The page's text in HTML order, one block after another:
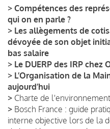
> Compétences des
qui on en parle ?
> Les allègements de
dévoyée de son objet
bas salaire
> Le DUERP des IRP chez
> L’Organisation de la
aujourd’hui
> Charte de
> Bosch France : guide
interne objective lors de la